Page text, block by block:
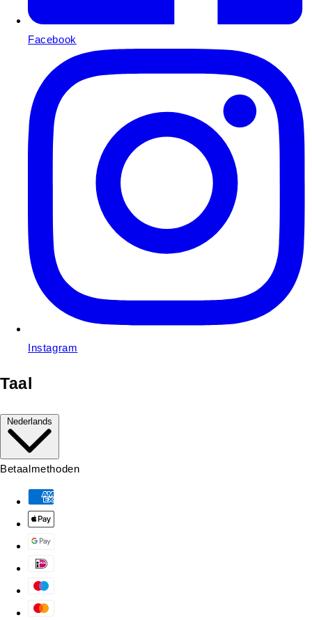
Facebook
Instagram
Taal
Nederlands
Betaalmethoden